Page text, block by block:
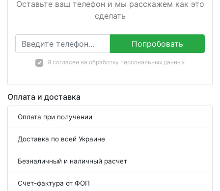
Оставьте ваш телефон и мы расскажем как это
сделать
Попробовать
Я согласен на обработку персональных данных
Оплата и доставка
Оплата при получении
Доставка по всей Украине
Безналичный и наличный расчет
Счет-фактура от ФОП